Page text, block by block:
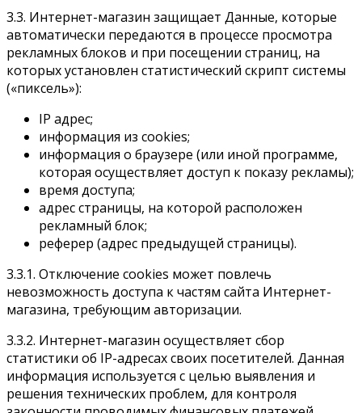
3.3. Интернет-магазин защищает Данные, которые
автоматически передаются в процессе просмотра
рекламных блоков и при посещении страниц, на
которых установлен статистический скрипт системы
(«пиксель»):
IP адрес;
информация из cookies;
информация о браузере (или иной программе,
которая осуществляет доступ к показу рекламы);
время доступа;
адрес страницы, на которой расположен
рекламный блок;
реферер (адрес предыдущей страницы).
3.3.1. Отключение cookies может повлечь
невозможность доступа к частям сайта Интернет-
магазина, требующим авторизации.
3.3.2. Интернет-магазин осуществляет сбор
статистики об IP-адресах своих посетителей. Данная
информация используется с целью выявления и
решения технических проблем, для контроля